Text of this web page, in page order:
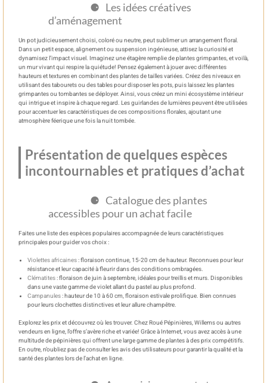
Les idées créatives
d’aménagement
Un pot judicieusement choisi, coloré ou neutre, peut sublimer un arrangement floral.
Dans un petit espace, alignement ou suspension ingénieuse, attisez la curiosité et
dynamisez l’impact visuel. Imaginez une étagère remplie de plantes grimpantes, et voilà,
un mur vivant qui respire la quiétude! Pensez également à jouer avec différentes
hauteurs et textures en combinant des plantes de tailles variées. Créez des niveaux en
utilisant des tabourets ou des tables pour disposer les pots, puis laissez les plantes
grimpantes ou tombantes se déployer. Ainsi, vous créez un mini écosystème intérieur
qui intrigue et inspire à chaque regard. Les guirlandes de lumières peuvent être utilisées
pour accentuer les caractéristiques de ces compositions florales, ajoutant une
atmosphère féerique une fois la nuit tombée.
Présentation de quelques espèces
incontournables et pratiques d’achat
Catalogue des plantes
accessibles pour un achat facile
Faites une liste des espèces populaires accompagnée de leurs caractéristiques
principales pour guider vos choix :
Violettes africaines: floraison continue, 15-20 cm de hauteur. Reconnues pour leur
résistance et leur capacité à fleurir dans des conditions ombragées.
Clématites: floraison de juin à septembre, idéales pour treillis et murs. Disponibles
dans une vaste gamme de violet allant du pastel au plus profond.
Campanules: hauteur de 10 à 60 cm, floraison estivale prolifique. Bien connues
pour leurs clochettes distinctives et leur allure champêtre.
Explorez les prix et découvrez où les trouver. Chez Roué Pépinières, Willems ou autres
vendeurs en ligne, l’offre s’avère riche et variée! Grâce à Internet, vous avez accès à une
multitude de pépinières qui offrent une large gamme de plantes à des prix compétitifs.
En outre, n’oubliez pas de consulter les avis des utilisateurs pour garantir la qualité et la
santé des plantes lors de l’achat en ligne.